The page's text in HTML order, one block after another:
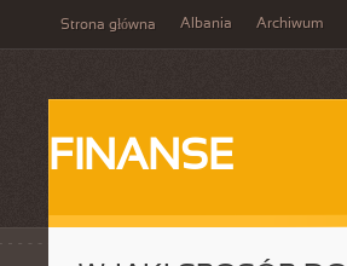
Strona główna Albania Archiwum
FINANSE